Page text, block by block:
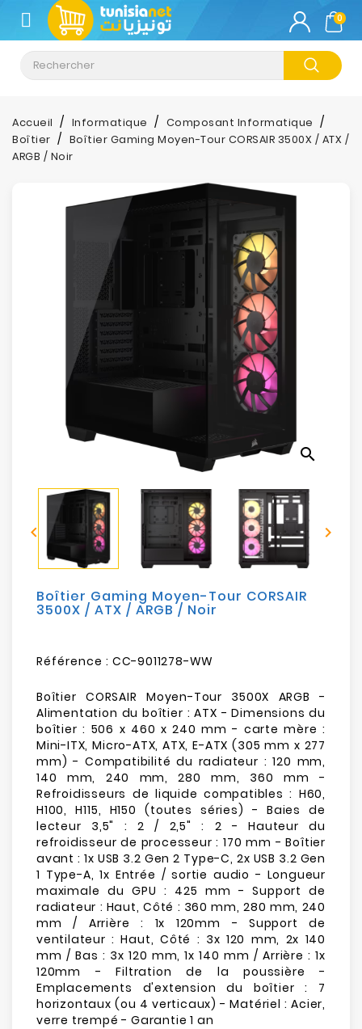
CATÉGORIE
Climatisation
Informatique
Téléphonie
Electroménager
Bureautique
Sécurité
Mobilités
Loisirs
0
Accueil Informatique
Composant Informatique
Boîtier
Boîtier Gaming Moyen-Tour CORSAIR 3500X / ATX /
ARGB / Noir
search
 
Boîtier Gaming Moyen-Tour CORSAIR
3500X / ATX / ARGB / Noir
Référence : CC-9011278-WW
Boîtier CORSAIR Moyen-Tour 3500X ARGB -
Alimentation du boîtier : ATX - Dimensions du
boîtier : 506 x 460 x 240 mm - carte mère :
Mini-ITX, Micro-ATX, ATX, E-ATX (305 mm x 277
mm) - Compatibilité du radiateur : 120 mm,
140 mm, 240 mm, 280 mm, 360 mm -
Refroidisseurs de liquide compatibles : H60,
H100, H115, H150 (toutes séries) - Baies de
lecteur 3,5" : 2 / 2,5" : 2 - Hauteur du
refroidisseur de processeur : 170 mm - Boîtier
avant : 1x USB 3.2 Gen 2 Type-C, 2x USB 3.2 Gen
1 Type-A, 1x Entrée / sortie audio - Longueur
maximale du GPU : 425 mm - Support de
radiateur : Haut, Côté : 360 mm, 280 mm, 240
mm / Arrière : 1x 120mm - Support de
ventilateur : Haut, Côté : 3x 120 mm, 2x 140
mm / Bas : 3x 120 mm, 1x 140 mm / Arrière : 1x
120mm - Filtration de la poussière -
Emplacements d'extension du boîtier : 7
horizontaux (ou 4 verticaux) - Matériel : Acier,
verre trempé - Garantie 1 an